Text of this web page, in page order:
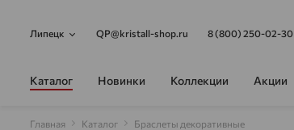
Липецк QP@kristall-shop.ru 8 (800) 250-02-30
Каталог Новинки Коллекции Акции
Главная Каталог Браслеты декоративные